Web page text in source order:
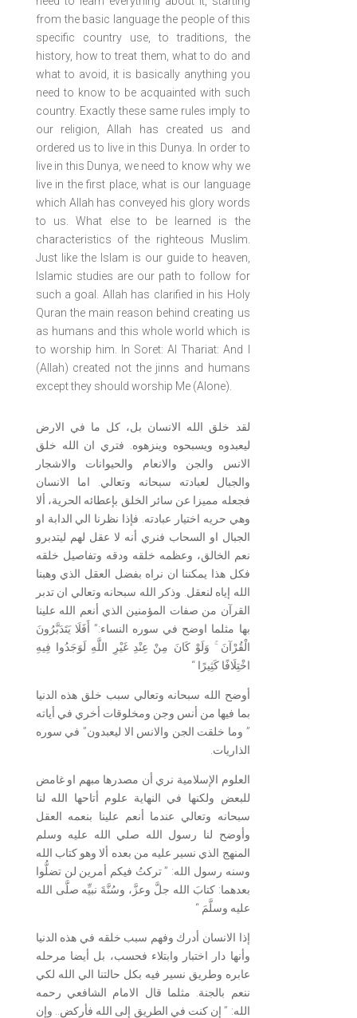
from the basic language the people of this
specific country use, to traditions, the
history, how to treat them, what to do and
what to avoid, it is basically anything you
need to know to be acquainted with such
country. Exactly these same rules imply to
our religion, Allah has created us and
ordered us to live in this Dunya. In order to
live in this Dunya, we need to know why we
live in the first place, what is our language
which Allah has conveyed his glory words
to us. What else to be learned is the
characteristics of the righteous Muslim.
Just like the Islam is our guide to heaven,
Islamic studies are our path to follow for
such a goal. Allah has clarified in his Holy
Quran the main reason behind creating us
as humans and this whole world which is
to worship him. In Soret: Al Thariat: And I
(Allah) created not the jinns and humans
except they should worship Me (Alone).
لقد خلق الله الانسان بل، كل ما في الارض
ليعبدوه ويسبحوه وينزهوه. فتري ان الله خلق
الانس والجن والانعام والحيوانات والاشجار
والجبال لعبادته سبحانه وتعالي. اما الانسان
فجعله مميزا عن سائر الخلق بإعطائه الحرية، ألا
وهي حريه اختيار عبادته. فإذا نظرنا الي الدابة او
الجبال او السحاب فنري أنه لا عقل لهم ليتدبرو
نعم الخالق، وعظمه خلقه ودقه وتفاصيل خلقه
فكل هذا يمكننا ان نراه بفضل العقل الذي وهبنا
الله إياه لنعقل. وذكر الله سبحانه وتعالي ان تدبر
القرآن من صفات المؤمنين الذي أنعم الله علينا
بها مثلما اوضح في سوره النساء:” أَفَلَا يَتَدَبَّرُونَ
الْقُرْآنَ ۚ وَلَوْ كَانَ مِنْ عِنْدِ غَيْرِ اللَّهِ لَوَجَدُوا فِيهِ
اخْتِلَافًا كَثِيرًا “
أوضح الله سبحانه وتعالي سبب خلق هذه الدنيا
بما فيها من أنس وجن ومخلوقات أخري في أياته
” وما خلقت الجن والانس الا ليعبدون” في سوره
الذاريات.
العلوم الإسلامية نري أن مصدرها مبهم او غامض
للبعض ولكنها في النهاية علوم أتاحها الله لنا
سبحانه وتعالي عندما أنعم علينا بنعمه العقل
وأوضح لنا رسول الله صلي الله عليه وسلم
المنهج الذي نسير عليه من بعده ألا وهو كتاب الله
وسنه رسول الله: ” تركتُ فيكم أمرين لن تضلُّوا
بعدهما: كتابَ الله جلَّ وعزَّ، وسُنَّةَ نبيِّه صلَّى الله
عليه وسلَّمَ “
إذا الانسان أدرك وفهم سبب خلقه في هذه الدنيا
وأنها دار اختبار وابتلاء فحسب، بل أيضا مرحله
عابره وطريق نسير فيه بكل حالتنا الي الله لكي
ننعم بالجنة. مثلما قال الامام الشافعي رحمه
الله: ” إن كنت في الطريق إلى الله فأركض.. وإن